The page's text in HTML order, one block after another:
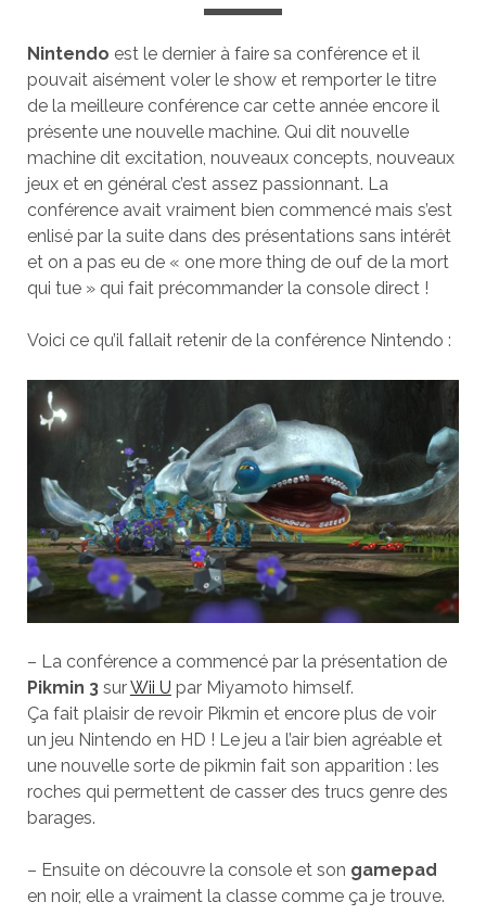
Nintendo est le dernier à faire sa conférence et il
pouvait aisément voler le show et remporter le titre
de la meilleure conférence car cette année encore il
présente une nouvelle machine. Qui dit nouvelle
machine dit excitation, nouveaux concepts, nouveaux
jeux et en général c’est assez passionnant. La
conférence avait vraiment bien commencé mais s’est
enlisé par la suite dans des présentations sans intérêt
et on a pas eu de « one more thing de ouf de la mort
qui tue » qui fait précommander la console direct !
Voici ce qu’il fallait retenir de la conférence Nintendo :
– La conférence a commencé par la présentation de
Pikmin 3surWii U par Miyamoto himself.
Ça fait plaisir de revoir Pikmin et encore plus de voir
un jeu Nintendo en HD ! Le jeu a l’air bien agréable et
une nouvelle sorte de pikmin fait son apparition : les
roches qui permettent de casser des trucs genre des
barages.
– Ensuite on découvre la console et son gamepad
en noir, elle a vraiment la classe comme ça je trouve.